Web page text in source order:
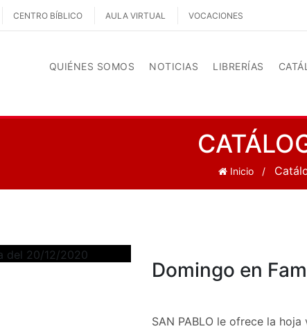
CENTRO BÍBLICO AULA VIRTUAL VOCACIONES
QUIÉNES SOMOS NOTICIAS LIBRERÍAS
Inicio
Domingo en
SAN PABLO le ofrece la